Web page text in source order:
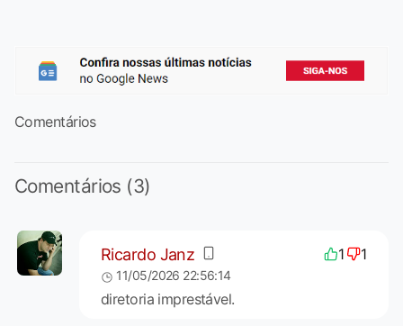
Comentários
Comentários (3)
Ricardo Janz 1 1
11/05/2026 22:56:14
diretoria imprestável.